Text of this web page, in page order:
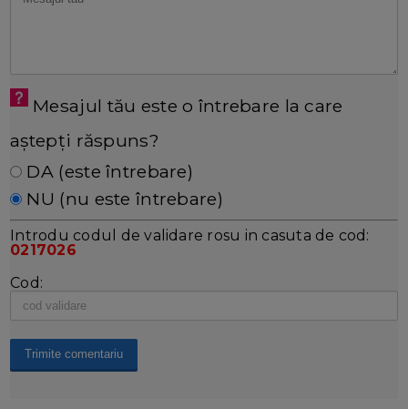
Mesajul tău este o întrebare la care
aștepți răspuns?
DA (este întrebare)
NU (nu este întrebare)
Introdu codul de validare rosu in casuta de cod:
0217026
Cod: